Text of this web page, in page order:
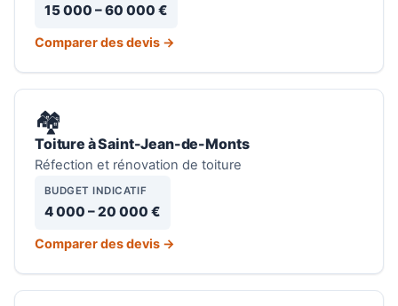
15 000 – 60 000 €
Comparer des devis →
🏘️
Toiture à Saint-Jean-de-Monts
Réfection et rénovation de toiture
BUDGET INDICATIF
4 000 – 20 000 €
Comparer des devis →